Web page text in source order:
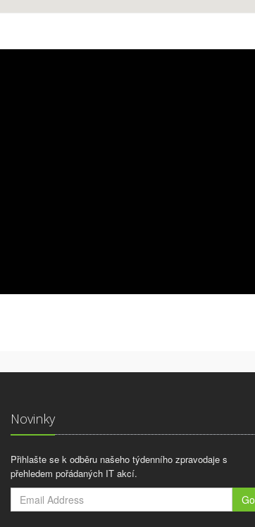
Novinky
Přihlašte se k odběru našeho týdenního zpravodaje s
přehledem pořádaných IT akcí.
Go